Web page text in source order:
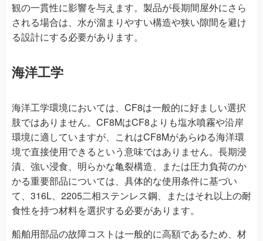
観の一貫性に影響を与えます。製品が長期間屋外にさら
される場合は、水が溜まりやすい構造や狭い隙間を避け
る設計にする必要があります。
海洋工学
海洋工学環境においては、CF8は一般的に好ましい選択
肢ではありません。CF8MはCF8よりも塩水噴霧や沿岸
環境に適していますが、これはCF8Mがあらゆる海洋環
境で直接使用できるという意味ではありません。長期浸
漬、強い浸食、明らかな亀裂構造、または圧力負荷のか
かる重要部品については、具体的な使用条件に基づい
て、316L、2205二相ステンレス鋼、またはそれ以上の耐
食性を持つ材料を選択する必要があります。
船舶用部品の故障コストは一般的に高額であるため、材